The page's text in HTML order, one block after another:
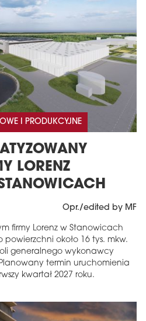
I PRODUKCYJNE
LORENZ
Opr./edited by MF
firmy Lorenz w Stanowicach
około 16 tys. mkw.
generalnego wykonawcy
termin uruchomienia
kwartał 2027 roku.